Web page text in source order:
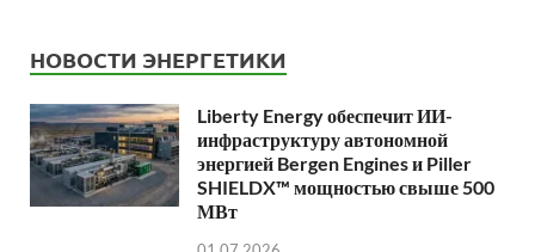
НОВОСТИ ЭНЕРГЕТИКИ
Liberty Energy обеспечит ИИ-
инфраструктуру автономной
энергией Bergen Engines и Piller
SHIELDX™ мощностью свыше 500
МВт